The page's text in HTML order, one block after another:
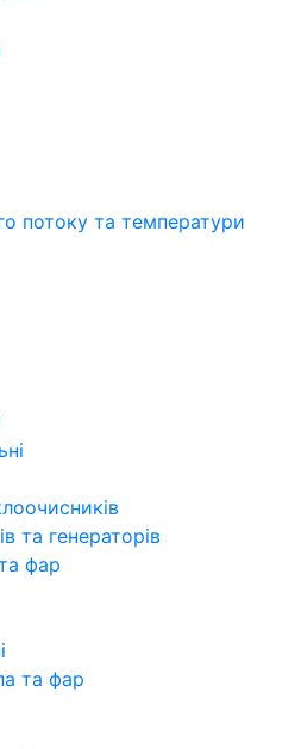
потоку та температури
та генераторів
фар
та фар